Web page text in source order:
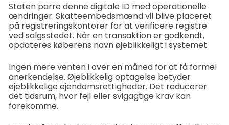
Staten parre denne digitale ID med operationelle
ændringer. Skatteembedsmænd vil blive placeret
på registreringskontorer for at verificere registre
ved salgsstedet. Når en transaktion er godkendt,
opdateres køberens navn øjeblikkeligt i systemet.
Ingen mere venten i over en måned for at få formel
anerkendelse. Øjeblikkelig optagelse betyder
øjeblikkelige ejendomsrettigheder. Det reducerer
det tidsrum, hvor fejl eller svigagtige krav kan
forekomme.